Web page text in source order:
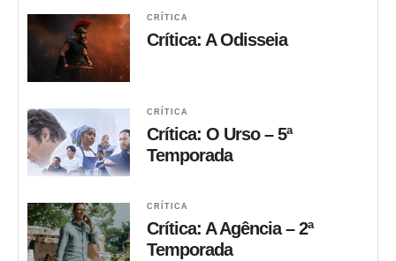
CRÍTICA
Crítica: A Odisseia
CRÍTICA
Crítica: O Urso – 5ª
Temporada
CRÍTICA
Crítica: A Agência – 2ª
Temporada